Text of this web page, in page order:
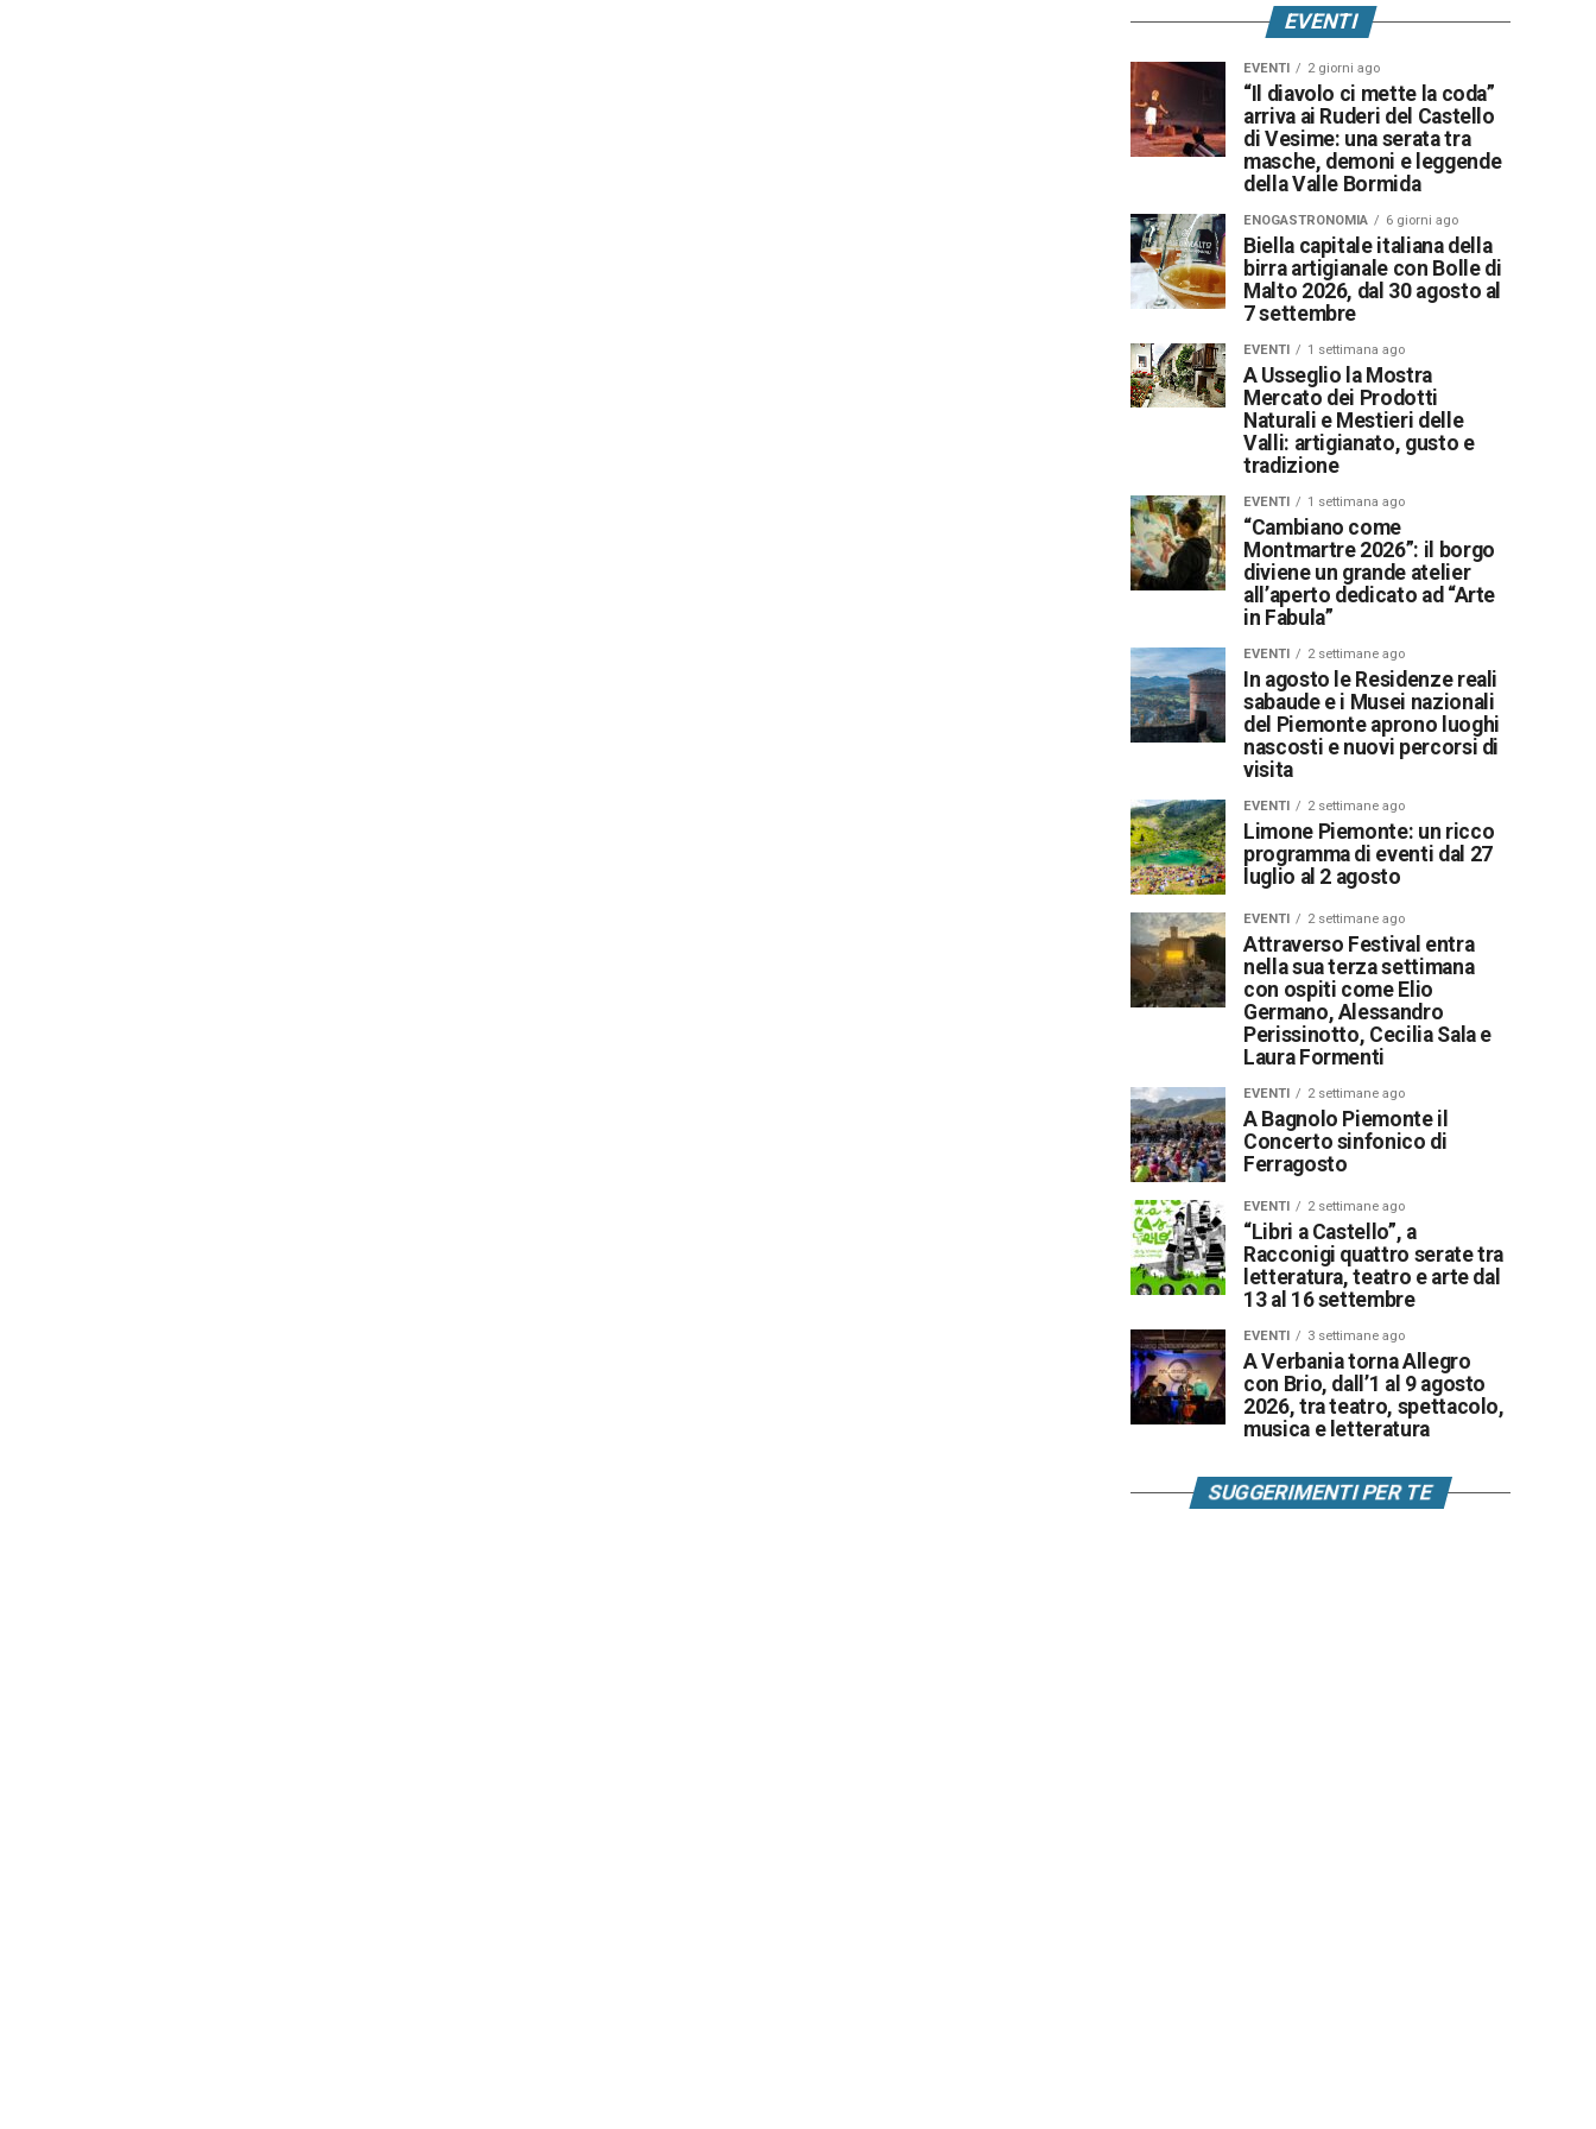
EVENTI
EVENTI 2 giorni ago
“Il diavolo ci mette la coda”
arriva ai Ruderi del Castello
di Vesime: una serata tra
masche, demoni e leggende
della Valle Bormida
ENOGASTRONOMIA 6 giorni ago
Biella capitale italiana della
birra artigianale con Bolle di
Malto 2026, dal 30 agosto al
7 settembre
EVENTI 1 settimana ago
A Usseglio la Mostra
Mercato dei Prodotti
Naturali e Mestieri delle
Valli: artigianato, gusto e
tradizione
EVENTI 1 settimana ago
“Cambiano come
Montmartre 2026”: il borgo
diviene un grande atelier
all’aperto dedicato ad “Arte
in Fabula”
EVENTI 2 settimane ago
In agosto le Residenze reali
sabaude e i Musei nazionali
del Piemonte aprono luoghi
nascosti e nuovi percorsi di
visita
EVENTI 2 settimane ago
Limone Piemonte: un ricco
programma di eventi dal 27
luglio al 2 agosto
EVENTI 2 settimane ago
Attraverso Festival entra
nella sua terza settimana
con ospiti come Elio
Germano, Alessandro
Perissinotto, Cecilia Sala e
Laura Formenti
EVENTI 2 settimane ago
A Bagnolo Piemonte il
Concerto sinfonico di
Ferragosto
EVENTI 2 settimane ago
“Libri a Castello”, a
Racconigi quattro serate tra
letteratura, teatro e arte dal
13 al 16 settembre
EVENTI 3 settimane ago
A Verbania torna Allegro
con Brio, dall’1 al 9 agosto
2026, tra teatro, spettacolo,
musica e letteratura
SUGGERIMENTI PER TE